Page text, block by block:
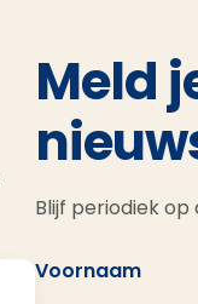
Meld
Blijf periodiek
Voornaam